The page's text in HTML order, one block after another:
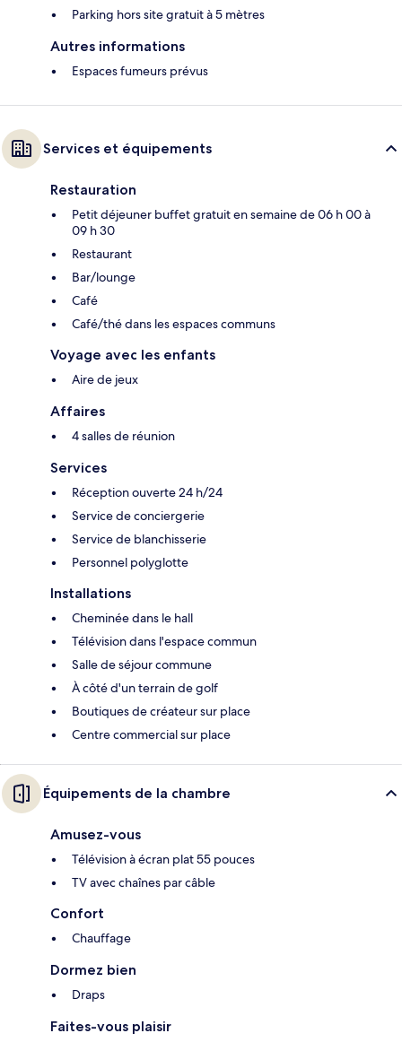
Parking hors site gratuit à 5 mètres
Autres informations
Espaces fumeurs prévus
Services et équipements
Restauration
Petit déjeuner buffet gratuit en semaine de 06 h 00 à
09 h 30
Restaurant
Bar/lounge
Café
Café/thé dans les espaces communs
Voyage avec les enfants
Aire de jeux
Affaires
4 salles de réunion
Services
Réception ouverte 24 h/24
Service de conciergerie
Service de blanchisserie
Personnel polyglotte
Installations
Cheminée dans le hall
Télévision dans l'espace commun
Salle de séjour commune
À côté d'un terrain de golf
Boutiques de créateur sur place
Centre commercial sur place
Équipements de la chambre
Amusez-vous
Télévision à écran plat 55 pouces
TV avec chaînes par câble
Confort
Chauffage
Dormez bien
Draps
Faites-vous plaisir